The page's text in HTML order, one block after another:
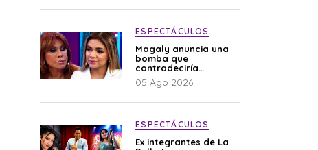
ESPECTÁCULOS
Magaly anuncia una
bomba que
contradeciría
comunicado de La
Bella Luz: “Hay un
05 Ago 2026
ESPECTÁCULOS
Ex integrantes de La